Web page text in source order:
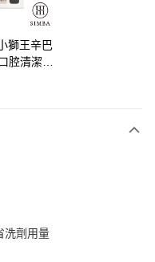
會自動跳轉到大哥付的交易
繳款截止日，確認付款後即完
續交易確認頁面所載為準。
審核未通過，訂單將自動取
大哥付你分期系統評分，恕無
值。
帳。
可於會員專區綁定中華電信
抵消費金額 (1點等於1元)。
獅王辛巴
腔清潔指
洗劑用量